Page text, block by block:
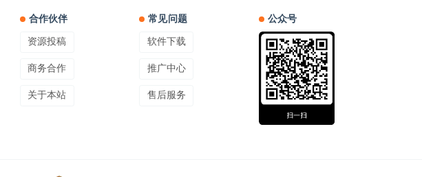
合作伙伴
资源投稿
商务合作
关于本站
常见问题
软件下载
推广中心
售后服务
公众号